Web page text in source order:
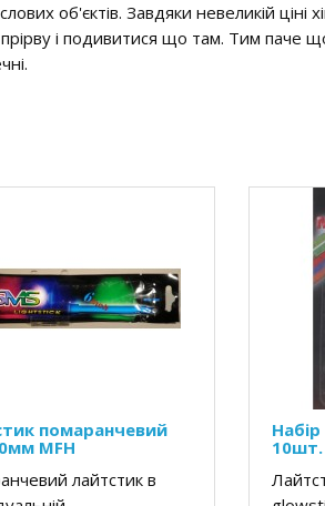
об'єктів. Завдяки невеликій ціні
і подивитися що там. Тим паче
помаранчевий
MFH
лайтстик в
Набір
10шт.